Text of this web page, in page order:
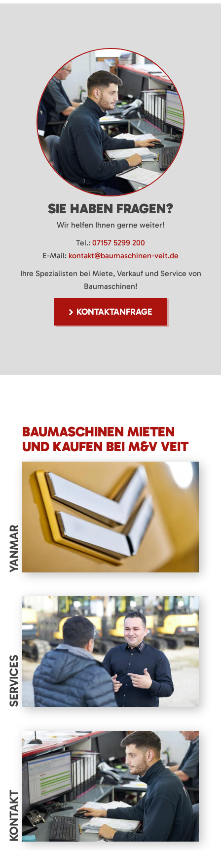
SIE HABEN FRAGEN?
Wir helfen Ihnen gerne weiter!
Tel.: 07157 5299 200
E-Mail: kontakt@baumaschinen-veit.de
Ihre Spezialisten bei Miete, Verkauf und Service von
Baumaschinen!
KONTAKTANFRAGE
BAUMASCHINEN MIETEN
UND KAUFEN BEI M&V VEIT
YANMAR
SERVICES
KONTAKT